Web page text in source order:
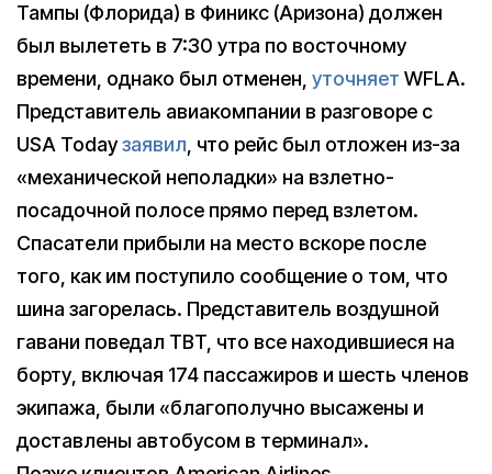
Тампы (Флорида) в Финикс (Аризона) должен
был вылететь в 7:30 утра по восточному
времени, однако был отменен, уточняет WFLA.
Представитель авиакомпании в разговоре с
USA Todayзаявил, что рейс был отложен из-за
«механической неполадки» на взлетно-
посадочной полосе прямо перед взлетом.
Спасатели прибыли на место вскоре после
того, как им поступило сообщение о том, что
шина загорелась. Представитель воздушной
гавани поведал TBT, что все находившиеся на
борту, включая 174 пассажиров и шесть членов
экипажа, были «благополучно высажены и
доставлены автобусом в терминал».